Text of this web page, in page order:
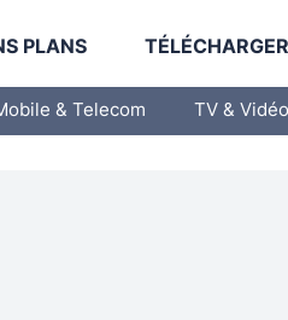
PLANS
& Telecom TV & Vidéo